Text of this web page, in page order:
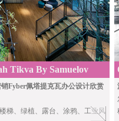
Tikva By Samuelov
Fyber佩塔提克瓦办公设计欣赏
梯、绿植、露台、涂鸦、工业风